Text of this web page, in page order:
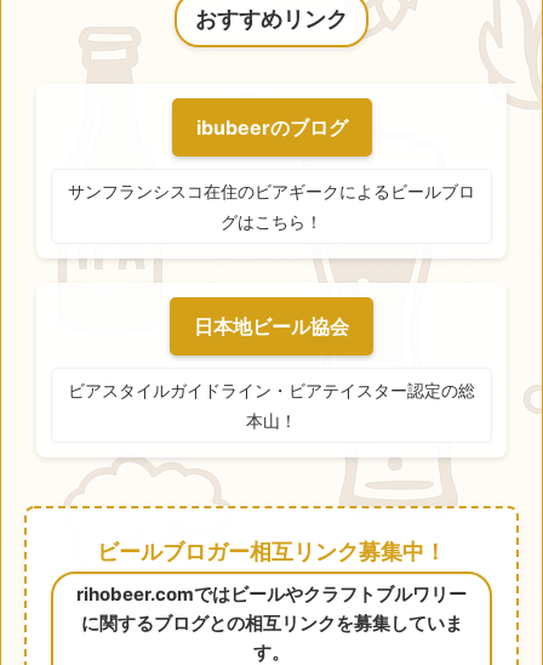
おすすめリンク
ibubeerのブログ
サンフランシスコ在住のビアギークによるビールブロ
グはこちら！
日本地ビール協会
ビアスタイルガイドライン・ビアテイスター認定の総
本山！
ビールブロガー相互リンク募集中！
rihobeer.comではビールやクラフトブルワリー
に関するブログとの相互リンクを募集していま
す。